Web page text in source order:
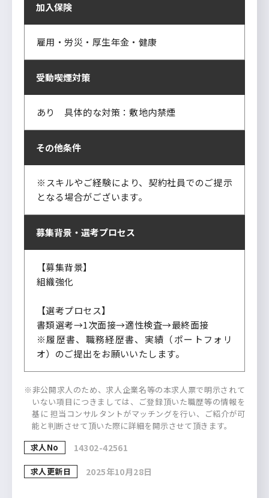
加入保険
雇用・労災・厚生年金・健康
受動喫煙対策
あり 具体的な対策：敷地内禁煙
その他条件
※スキルやご経験により、契約社員でのご提示
となる場合がございます。
募集背景・ 選考プロセス
【募集背景】
組織強化
【選考プロセス】
書類選考→1次面接→適性検査→最終面接
※履歴書、職務経歴書、実績（ポートフォリ
オ）のご提出をお願いいたします。
※非公開求人のため、求人企業名等の本求人票で明示されて
いない項目につきましては、ご登録頂いた職歴等の情報を
基に 担当コンサルタントがマッチングを行い、ご紹介が可
能と判断させて頂いた際に詳細を開示させて頂きます。
求人No
14302-42561
求人更新日 2025年10月28日